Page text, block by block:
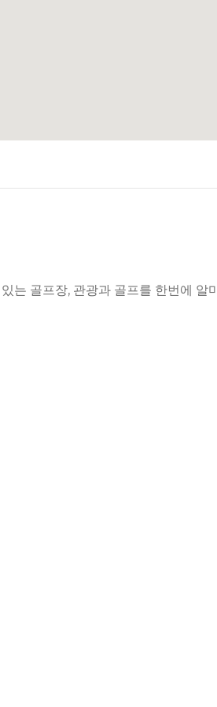
는 골프장, 관광과 골프를 한번에 알